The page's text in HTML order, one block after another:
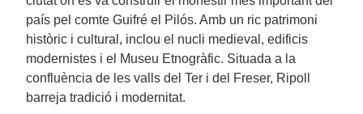
país pel comte Guifré el Pilós. Amb un ric patrimoni
històric i cultural, inclou el nucli medieval, edificis
modernistes i el Museu Etnogràfic. Situada a la
confluència de les valls del Ter i del Freser, Ripoll
barreja tradició i modernitat.